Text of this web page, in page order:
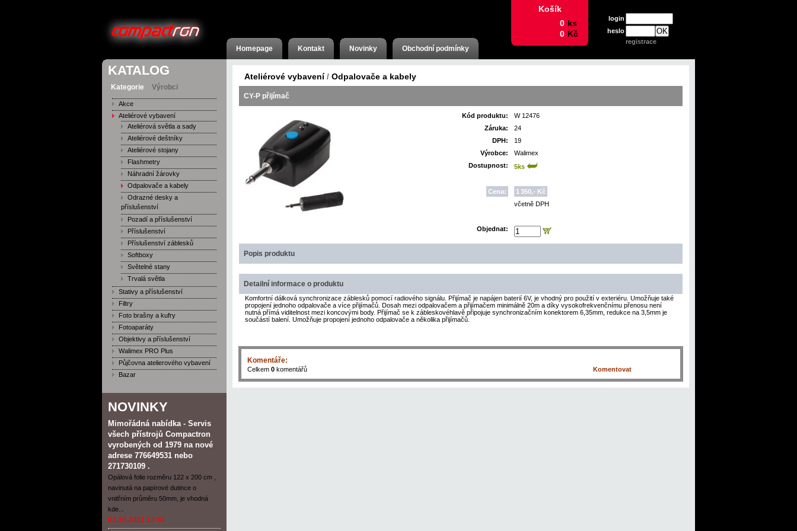
login
heslo
registrace
Košík
Homepage Kontakt Novinky Obchodní podmínky
KATALOG
Kategorie Výrobci
Akce
Ateliérové vybavení
Ateliérová světla a sady
Ateliérové deštníky
Ateliérové stojany
Flashmetry
Náhradní žárovky
Odpalovače a kabely
Odrazné desky a
příslušenství
Pozadí a příslušenství
Příslušenství
Příslušenství záblesků
Softboxy
Světelné stany
Trvalá světla
Stativy a příslušenství
Filtry
Foto brašny a kufry
Fotoaparáty
Objektivy a příslušenství
Walimex PRO Plus
Půjčovna atelierového vybavení
Bazar
NOVINKY
Mimořádná nabídka - Servis
všech přístrojů Compactron
vyrobených od 1979 na nové
adrese 776649531 nebo
271730109 .
Opálová folie rozměru 122 x 200 cm ,
navinutá na papírové dutince o
vnitřním průměru 50mm, je vhodná
kde...
02.10.2021 13:41
Ateliérové vybavení / Odpalovače a kabely
CY-P přijímač
Kód produktu:
W 12476
Záruka:
24
DPH:
19
Výrobce:
Walimex
Dostupnost:
5ks
Cena:
1 350,- Kč
včetně DPH
Objednat:
Popis produktu
Detailní informace o produktu
Komfortní dálková synchronizace záblesků pomocí radiového signálu. Přijímač je napájen baterií 6V, je vhodný pro použití v exteriéru. Umožňuje také
propojení jednoho odpalovače a více přijímačů. Dosah mezi odpalovačem a přijímačem minimálně 20m a díky vysokofrekvenčnímu přenosu není
nutná přímá viditelnost mezi koncovými body. Přijímač se k zábleskovéhlavě připojuje synchronizačním konektorem 6,35mm, redukce na 3,5mm je
součástí balení. Umožňuje propojení jednoho odpalovače a několika přijímačů.
Komentáře:
Celkem 0 komentářů Komentovat